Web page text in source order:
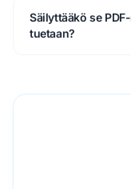
Säilyttääkö se
tuetaan?